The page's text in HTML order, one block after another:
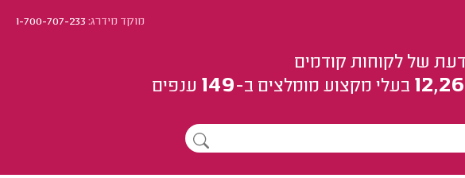
מוקד מידרג:1-700-707-233
של לקוחות קודמים
בעלי מקצוע מומלצים ב-149 ענפים